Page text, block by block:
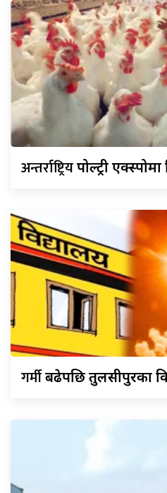
अन्तर्राष्ट्रियपोल्ट्री
गर्मीबढेपछि तुलसीपुरका